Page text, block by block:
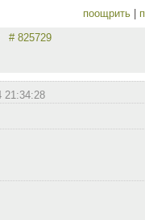
поощрить
# 825729
21:34:28